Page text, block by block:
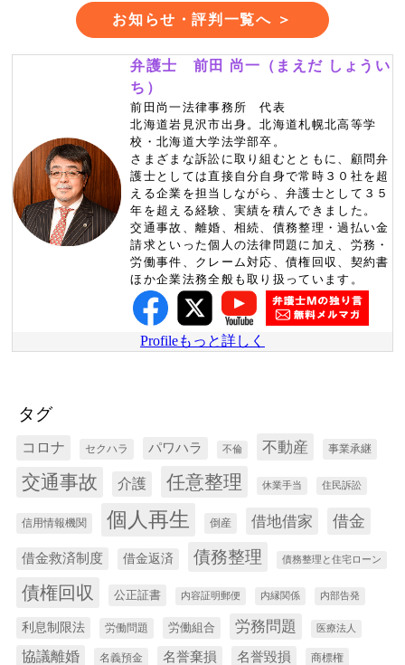
お知らせ・評判一覧へ ＞
弁護士 前田 尚一（まえだ しょうい
ち）
前田尚一法律事務所 代表
北海道岩見沢市出身。北海道札幌北高等学
校・北海道大学法学部卒。
さまざまな訴訟に取り組むとともに、顧問弁
護士としては直接自分自身で常時３０社を超
える企業を担当しながら、弁護士として３５
年を超える経験、実績を積んできました。
交通事故、離婚、相続、債務整理・過払い金
請求といった個人の法律問題に加え、労務・
労働事件、クレーム対応、債権回収、契約書
ほか企業法務全般も取り扱っています。
Profileもっと詳しく
タグ
コロナ セクハラ パワハラ 不倫 不動産 事業承継
交通事故 介護 任意整理 休業手当 住民訴訟
信用情報機関 個人再生 倒産 借地借家 借金
借金救済制度 借金返済 債務整理 債務整理と住宅ローン
債権回収 公正証書 内容証明郵便 内縁関係 内部告発
利息制限法 労働問題 労働組合 労務問題 医療法人
協議離婚 名義預金 名誉棄損 名誉毀損 商標権